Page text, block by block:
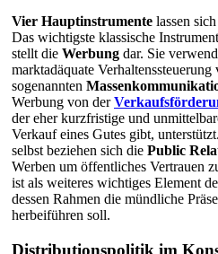
Vier Hauptinstrumente lassen
Das wichtigste klassische
stellt die Werbung dar. Sie
marktadäquate
sogenannten
Werbung von der
der eher kurzfristige und
Verkauf eines Gutes gibt,
selbst beziehen sich die Public
Werben um öffentliches Vertrauen
ist als weiteres wichtiges Element
dessen Rahmen die mündliche
herbeiführen soll.
Distributionspolitik im